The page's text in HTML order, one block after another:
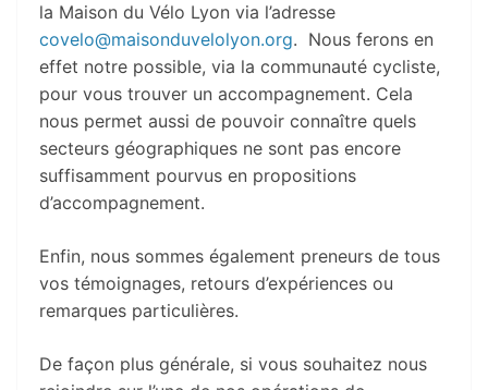
la Maison du Vélo Lyon via l’adresse
covelo@maisonduvelolyon.org. Nous ferons en
effet notre possible, via la communauté cycliste,
pour vous trouver un accompagnement. Cela
nous permet aussi de pouvoir connaître quels
secteurs géographiques ne sont pas encore
suffisamment pourvus en propositions
d’accompagnement.
Enfin, nous sommes également preneurs de tous
vos témoignages, retours d’expériences ou
remarques particulières.
De façon plus générale, si vous souhaitez nous